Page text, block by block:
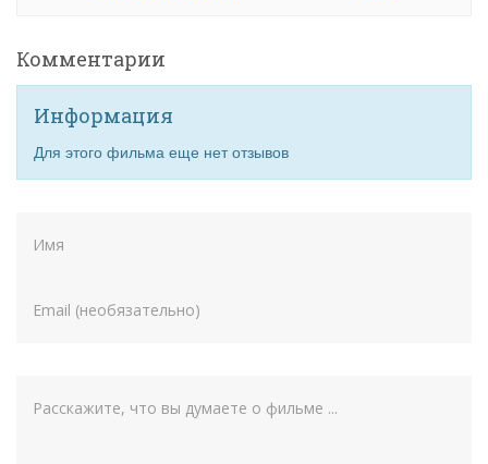
Комментарии
Информация
Для этого фильма еще нет отзывов